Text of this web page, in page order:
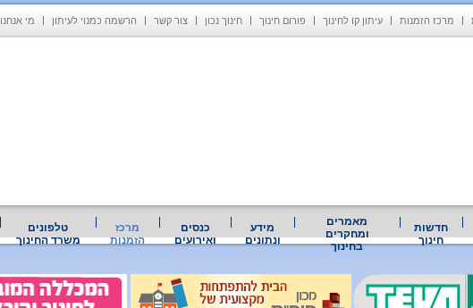
מרכז הזמנות עיתון קו לחינוך פורום חינוך חינוך נכון צור קשר הרשמה כמנוי לעיתון מי אנחנו
חדשות
חינוך
מאמרים
ומחקרים
בחינוך
מידע
ונתונים
כנסים
ואירועים
מרכז
הזמנות
טלפונים
משרד החינוך